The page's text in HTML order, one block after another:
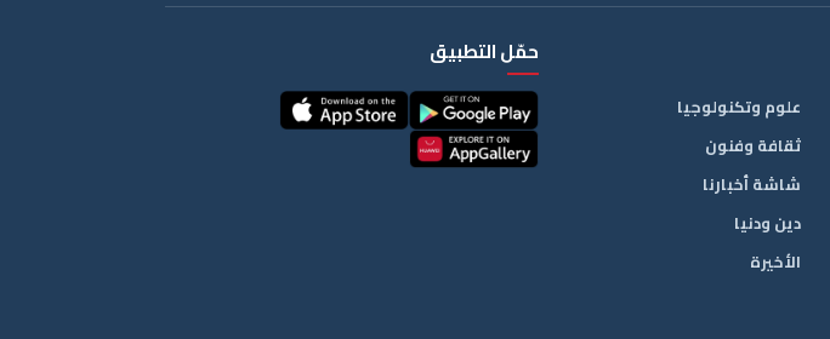
علوم وتكنولوجيا
ثقافة وفنون
شاشة أخبارنا
دين ودنيا
الأخيرة
حمّل التطبيق